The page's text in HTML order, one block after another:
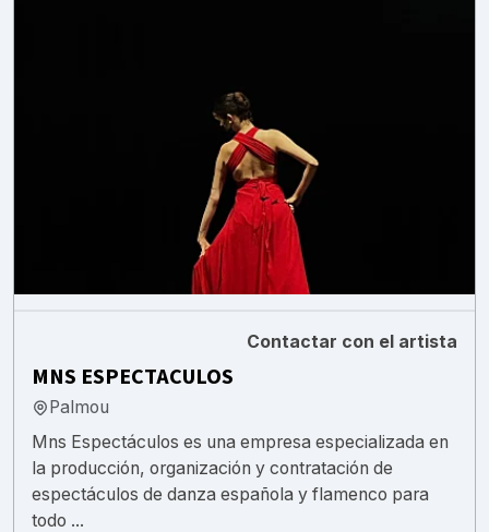
Contactar con el artista
MNS ESPECTACULOS
Palmou
Mns Espectáculos es una empresa especializada en
la producción, organización y contratación de
espectáculos de danza española y flamenco para
todo ...